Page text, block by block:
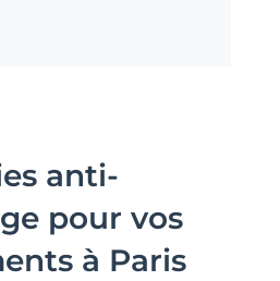
anti-
pour vos
à Paris